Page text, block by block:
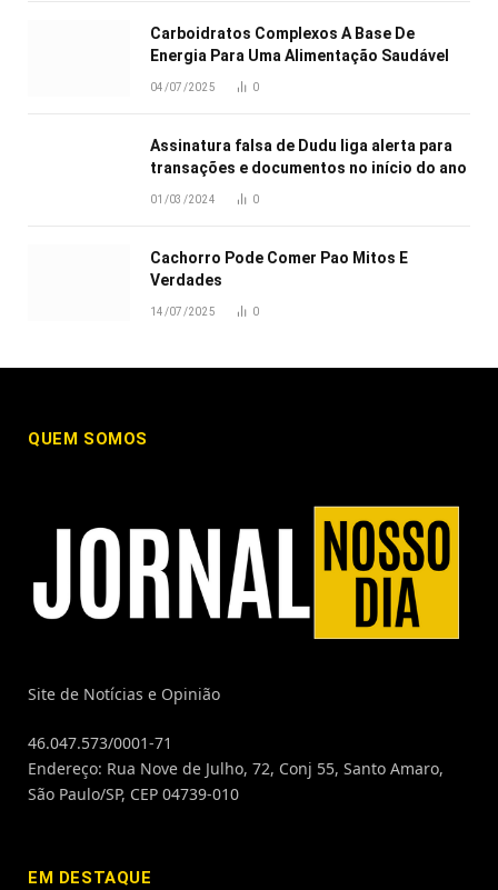
Carboidratos Complexos A Base De
Energia Para Uma Alimentação Saudável
04/07/2025 0
Assinatura falsa de Dudu liga alerta para
transações e documentos no início do ano
01/03/2024 0
Cachorro Pode Comer Pao Mitos E
Verdades
14/07/2025 0
QUEM SOMOS
Site de Notícias e Opinião
46.047.573/0001-71
Endereço: Rua Nove de Julho, 72, Conj 55, Santo Amaro,
São Paulo/SP, CEP 04739-010
EM DESTAQUE